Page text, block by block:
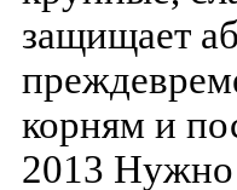
защищает
корням и
2013 Нужно